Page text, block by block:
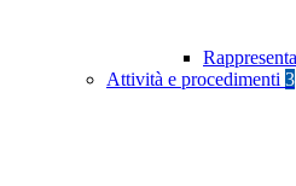
Attività e procedimenti 3